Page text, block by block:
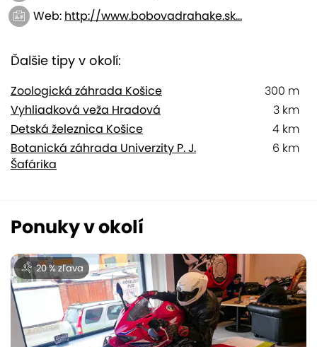
Web: http://www.bobovadrahake.sk...
Ďalšie tipy v okolí:
300 m
Zoologická záhrada Košice
3 km
Vyhliadková veža Hradová
4 km
Detská železnica Košice
6 km
Botanická záhrada Univerzity P. J.
Šafárika
Ponuky v okolí
20 % zľava